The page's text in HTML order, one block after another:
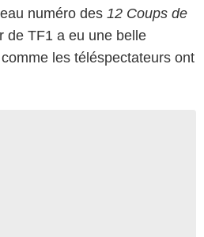
numéro des 12 Coups de
de TF1 a eu une belle
les téléspectateurs ont